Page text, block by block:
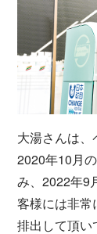
大湯さんは
2020年10月
み、2022年9
客様には非
排出して頂